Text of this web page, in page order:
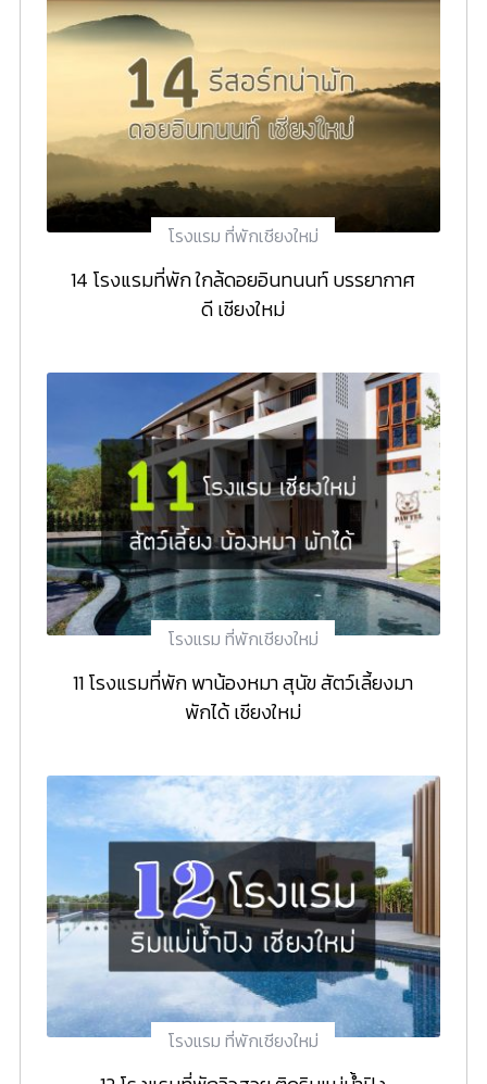
โรงแรม ที่พักเชียงใหม่
14 โรงแรมที่พัก ใกล้ดอยอินทนนท์ บรรยากาศ
ดี เชียงใหม่
โรงแรม ที่พักเชียงใหม่
11 โรงแรมที่พัก พาน้องหมา สุนัข สัตว์เลี้ยงมา
พักได้ เชียงใหม่
โรงแรม ที่พักเชียงใหม่